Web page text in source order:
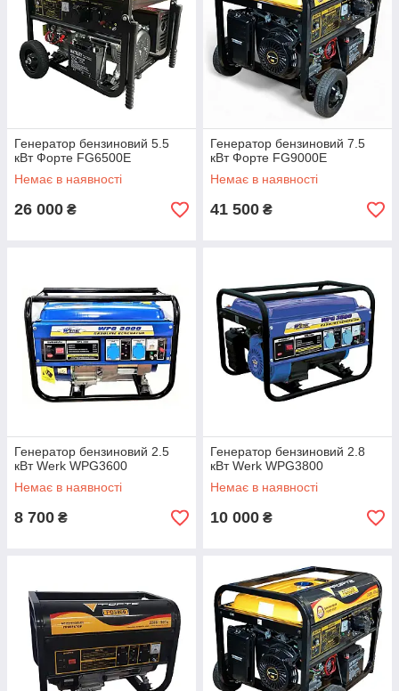
Генератор бензиновий 5.5
кВт Форте FG6500E
Немає в наявності
26 000 ₴
Генератор бензиновий 7.5
кВт Форте FG9000E
Немає в наявності
41 500 ₴
Генератор бензиновий 2.5
кВт Werk WPG3600
Немає в наявності
8 700 ₴
Генератор бензиновий 2.8
кВт Werk WPG3800
Немає в наявності
10 000 ₴